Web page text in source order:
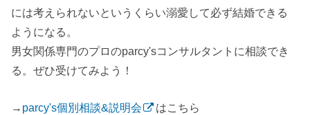
には考えられないというくらい溺愛して必ず結婚できる
ようになる。
男女関係専門のプロのparcy'sコンサルタントに相談でき
る。ぜひ受けてみよう！
→ parcy's個別相談&説明会 はこちら